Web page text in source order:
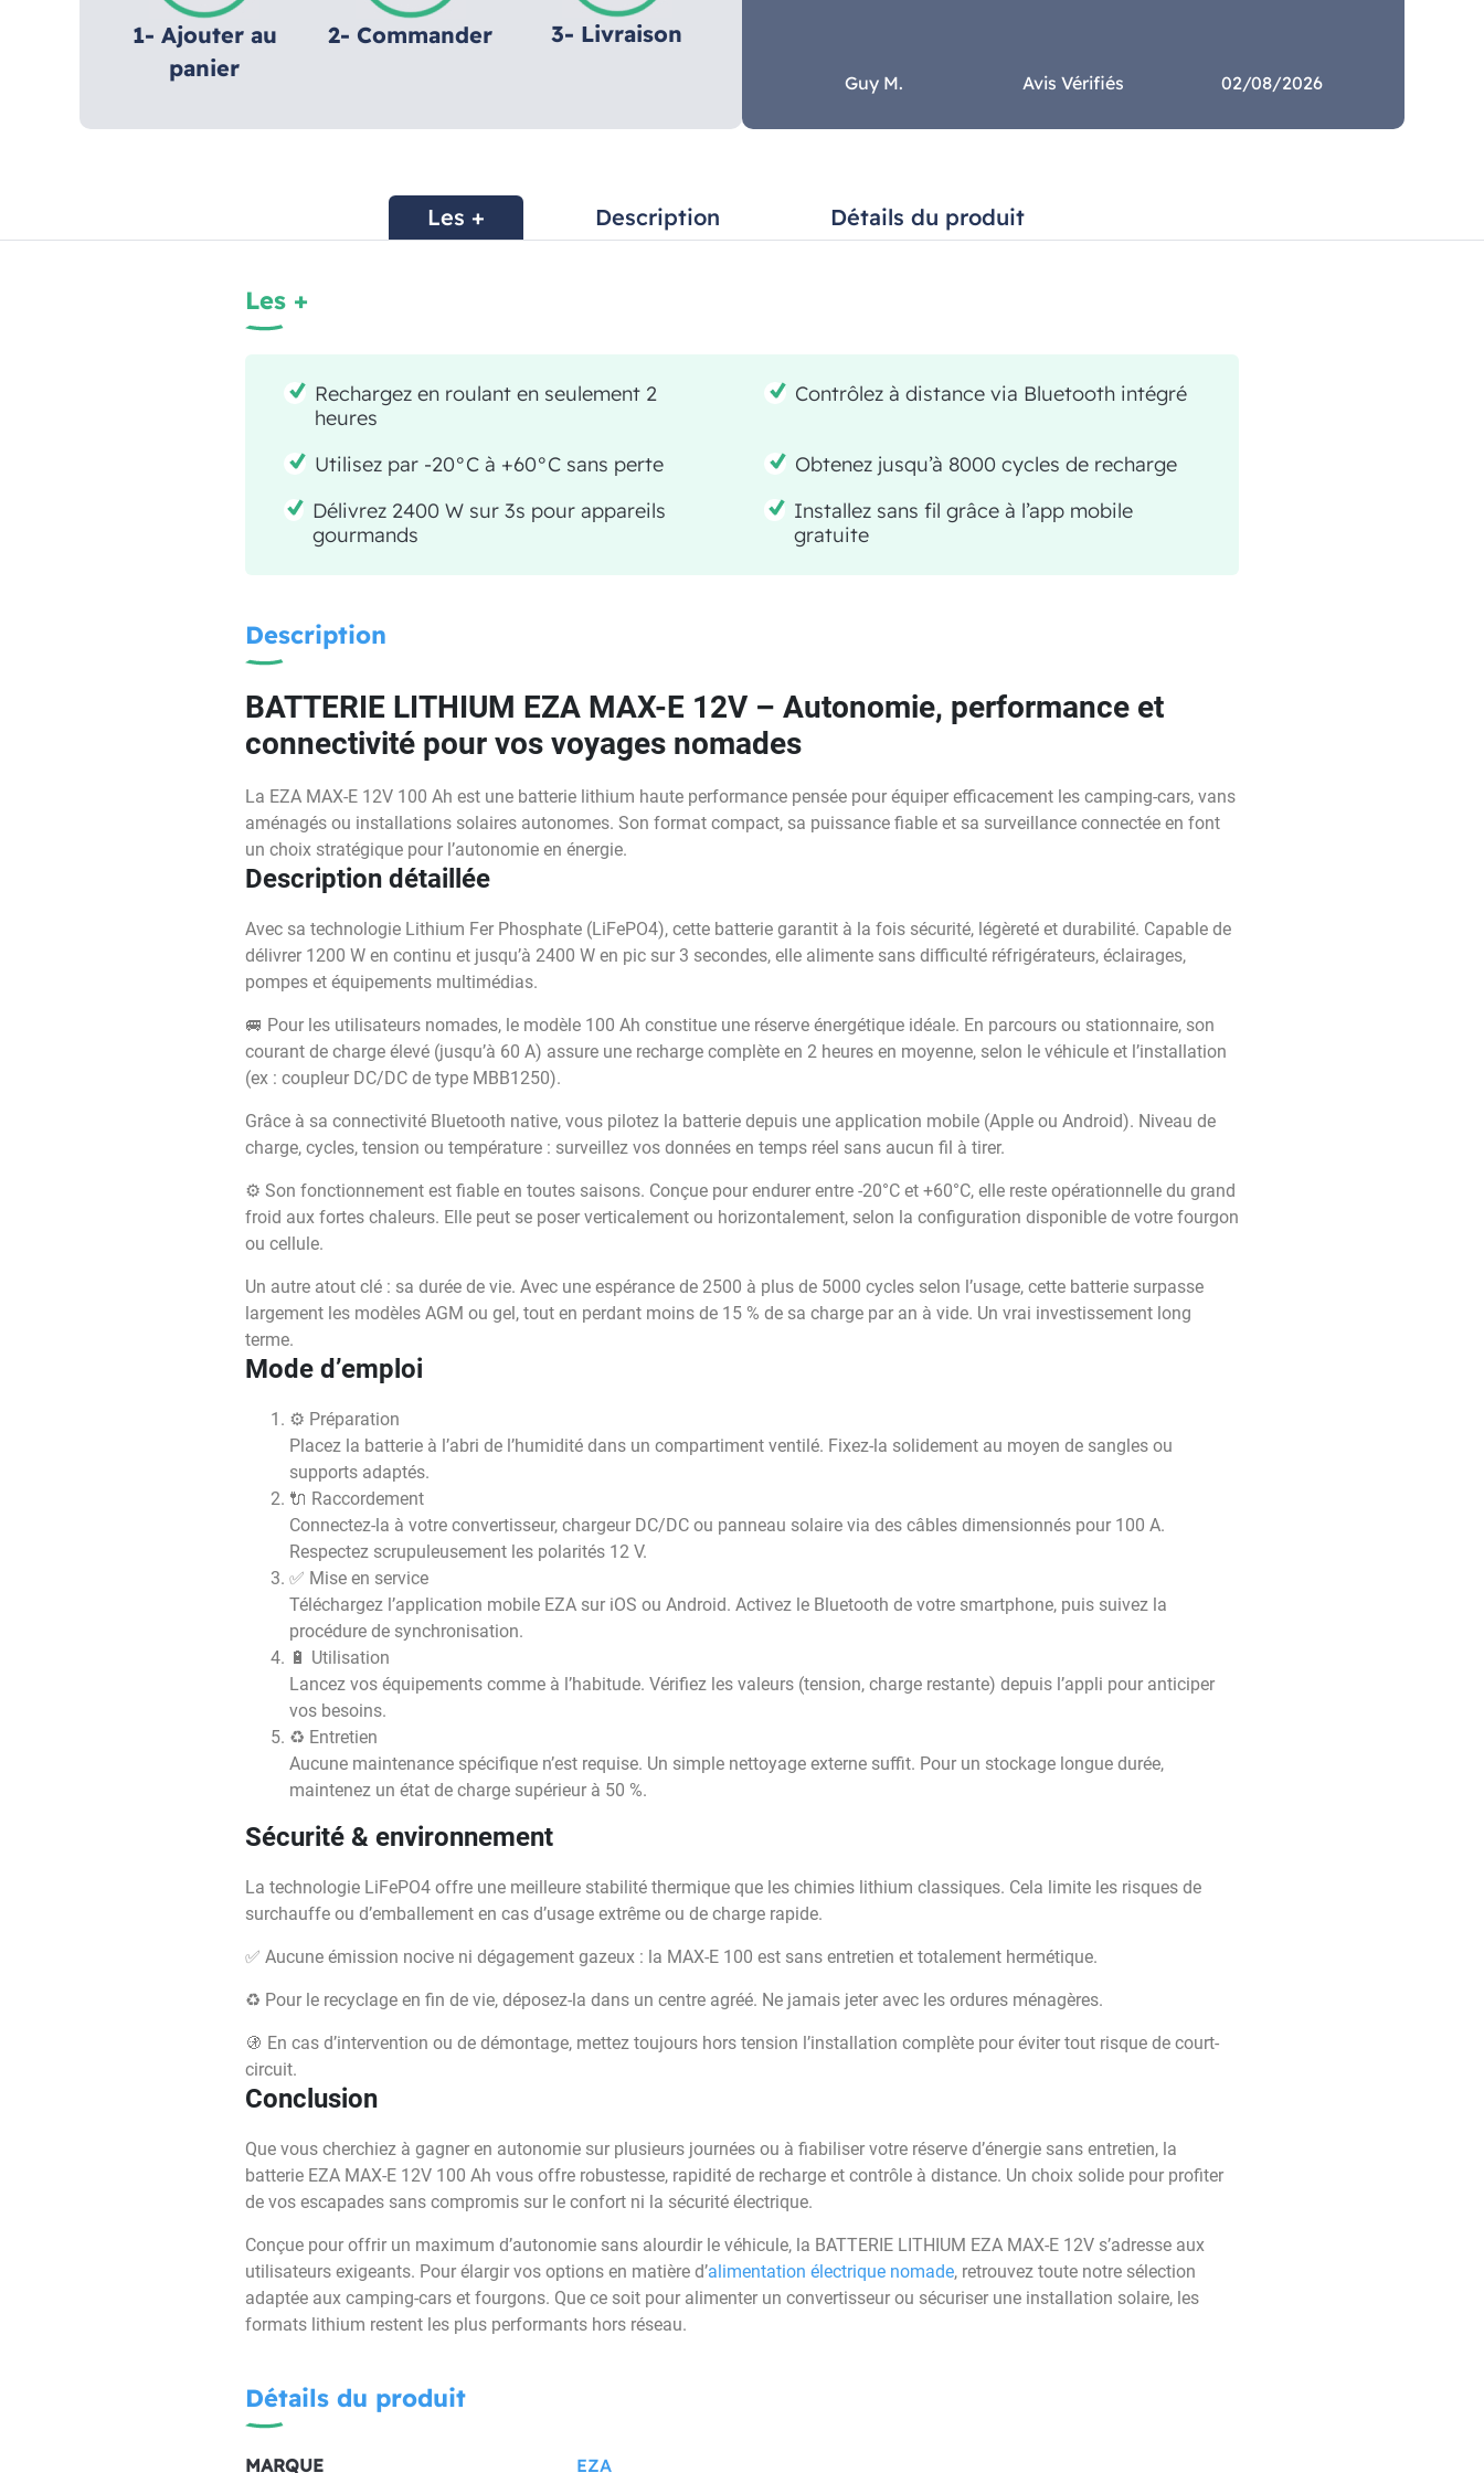
1- Ajouter au
panier
2- Commander 3- Livraison
Guy M. Avis Vérifiés 02/08/2026
Les + Description Détails du produit
Les +
Rechargez en roulant en seulement 2
heures
Contrôlez à distance via Bluetooth intégré
Utilisez par -20°C à +60°C sans perte
Obtenez jusqu’à 8000 cycles de recharge
Délivrez 2400 W sur 3s pour appareils
gourmands
Installez sans fil grâce à l’app mobile
gratuite
Description
BATTERIE LITHIUM EZA MAX-E 12V – Autonomie, performance et
connectivité pour vos voyages nomades
La EZA MAX-E 12V 100 Ah est une batterie lithium haute performance pensée pour équiper efficacement les camping-cars, vans
aménagés ou installations solaires autonomes. Son format compact, sa puissance fiable et sa surveillance connectée en font
un choix stratégique pour l’autonomie en énergie.
Description détaillée
Avec sa technologie Lithium Fer Phosphate (LiFePO4), cette batterie garantit à la fois sécurité, légèreté et durabilité. Capable de
délivrer 1200 W en continu et jusqu’à 2400 W en pic sur 3 secondes, elle alimente sans difficulté réfrigérateurs, éclairages,
pompes et équipements multimédias.
🚐 Pour les utilisateurs nomades, le modèle 100 Ah constitue une réserve énergétique idéale. En parcours ou stationnaire, son
courant de charge élevé (jusqu’à 60 A) assure une recharge complète en 2 heures en moyenne, selon le véhicule et l’installation
(ex : coupleur DC/DC de type MBB1250).
Grâce à sa connectivité Bluetooth native, vous pilotez la batterie depuis une application mobile (Apple ou Android). Niveau de
charge, cycles, tension ou température : surveillez vos données en temps réel sans aucun fil à tirer.
⚙️ Son fonctionnement est fiable en toutes saisons. Conçue pour endurer entre -20°C et +60°C, elle reste opérationnelle du grand
froid aux fortes chaleurs. Elle peut se poser verticalement ou horizontalement, selon la configuration disponible de votre fourgon
ou cellule.
Un autre atout clé : sa durée de vie. Avec une espérance de 2500 à plus de 5000 cycles selon l’usage, cette batterie surpasse
largement les modèles AGM ou gel, tout en perdant moins de 15 % de sa charge par an à vide. Un vrai investissement long
terme.
Mode d’emploi
⚙️ Préparation
Placez la batterie à l’abri de l’humidité dans un compartiment ventilé. Fixez-la solidement au moyen de sangles ou
supports adaptés.
🔌 Raccordement
Connectez-la à votre convertisseur, chargeur DC/DC ou panneau solaire via des câbles dimensionnés pour 100 A.
Respectez scrupuleusement les polarités 12 V.
✅ Mise en service
Téléchargez l’application mobile EZA sur iOS ou Android. Activez le Bluetooth de votre smartphone, puis suivez la
procédure de synchronisation.
🔋 Utilisation
Lancez vos équipements comme à l’habitude. Vérifiez les valeurs (tension, charge restante) depuis l’appli pour anticiper
vos besoins.
♻️ Entretien
Aucune maintenance spécifique n’est requise. Un simple nettoyage externe suffit. Pour un stockage longue durée,
maintenez un état de charge supérieur à 50 %.
Sécurité & environnement
La technologie LiFePO4 offre une meilleure stabilité thermique que les chimies lithium classiques. Cela limite les risques de
surchauffe ou d’emballement en cas d’usage extrême ou de charge rapide.
✅ Aucune émission nocive ni dégagement gazeux : la MAX-E 100 est sans entretien et totalement hermétique.
♻️ Pour le recyclage en fin de vie, déposez-la dans un centre agréé. Ne jamais jeter avec les ordures ménagères.
🚯 En cas d’intervention ou de démontage, mettez toujours hors tension l’installation complète pour éviter tout risque de court-
circuit.
Conclusion
Que vous cherchiez à gagner en autonomie sur plusieurs journées ou à fiabiliser votre réserve d’énergie sans entretien, la
batterie EZA MAX-E 12V 100 Ah vous offre robustesse, rapidité de recharge et contrôle à distance. Un choix solide pour profiter
de vos escapades sans compromis sur le confort ni la sécurité électrique.
Conçue pour offrir un maximum d’autonomie sans alourdir le véhicule, la BATTERIE LITHIUM EZA MAX-E 12V s’adresse aux
utilisateurs exigeants. Pour élargir vos options en matière d’alimentation électrique nomade, retrouvez toute notre sélection
adaptée aux camping-cars et fourgons. Que ce soit pour alimenter un convertisseur ou sécuriser une installation solaire, les
formats lithium restent les plus performants hors réseau.
Détails du produit
MARQUE EZA